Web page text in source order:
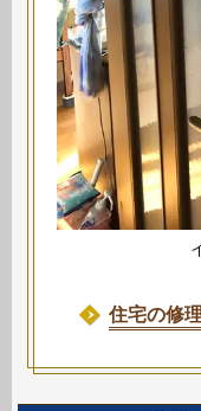
住宅の修